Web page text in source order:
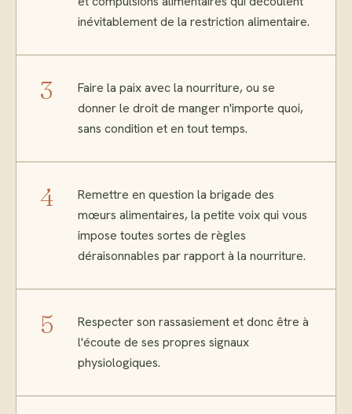
inévitablement de la restriction alimentaire.
3
Faire la paix avec la nourriture, ou se
donner le droit de manger n'importe quoi,
sans condition et en tout temps.
4
Remettre en question la brigade des
mœurs alimentaires, la petite voix qui vous
impose toutes sortes de règles
déraisonnables par rapport à la nourriture.
5
Respecter son rassasiement et donc être à
l'écoute de ses propres signaux
physiologiques.